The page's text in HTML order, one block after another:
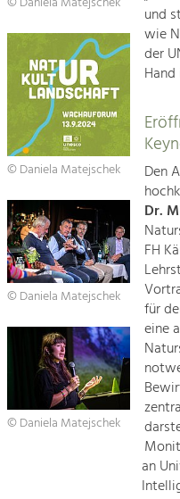
Weltkulturerbe
Rückblick 25 Jahre
Naturschutz
Architektur
Landwirtschaft &
Projekte
Kirchen am Fluss
Suche
Impressum
Kontakt
Tourismus
Angebotsentwicklung und
Positionierung.
Kunst & Kultur
Handwerk, Wissenschaft
Soziales,
Identität
Gleichberechtigung,
Integration
Mobilität &
Klimawandel,
erneuerbare Energie
Wirtschaft
Steigerung regionaler
© Daniela Matejschek
© Daniela Matejschek
© Daniela Matejschek
und
wie
der
Den
Dr.
FH
für
eine
an